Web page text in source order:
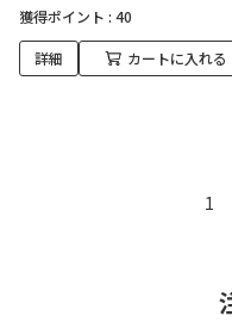
獲得ポイント : 40
詳細 カートに入れる
1